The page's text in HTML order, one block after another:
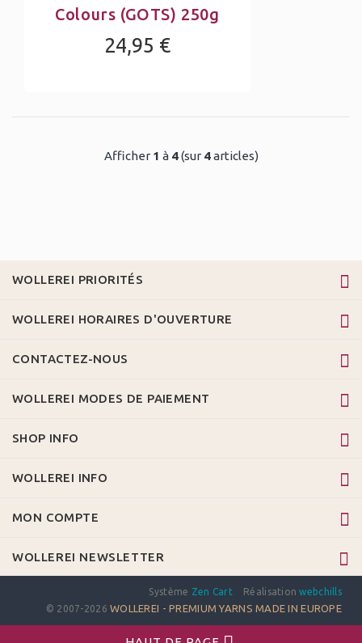
Colours (GOTS) 250g
24,95 €
Afficher 1 à 4(sur 4articles)
WOLLEREI PRIORITÉS
WOLLEREI HORAIRES D'OUVERTURE
CONTACTEZ-NOUS
WOLLEREI MODES DE PAIEMENT
SHOP INFO
WOLLEREI INFO
MON COMPTE
WOLLEREI NEWSLETTER
Système Zen Cart Réalisationwebchills
© 2007-2026WOLLEREI - PREMIUM YARNS MADE IN EUROPE